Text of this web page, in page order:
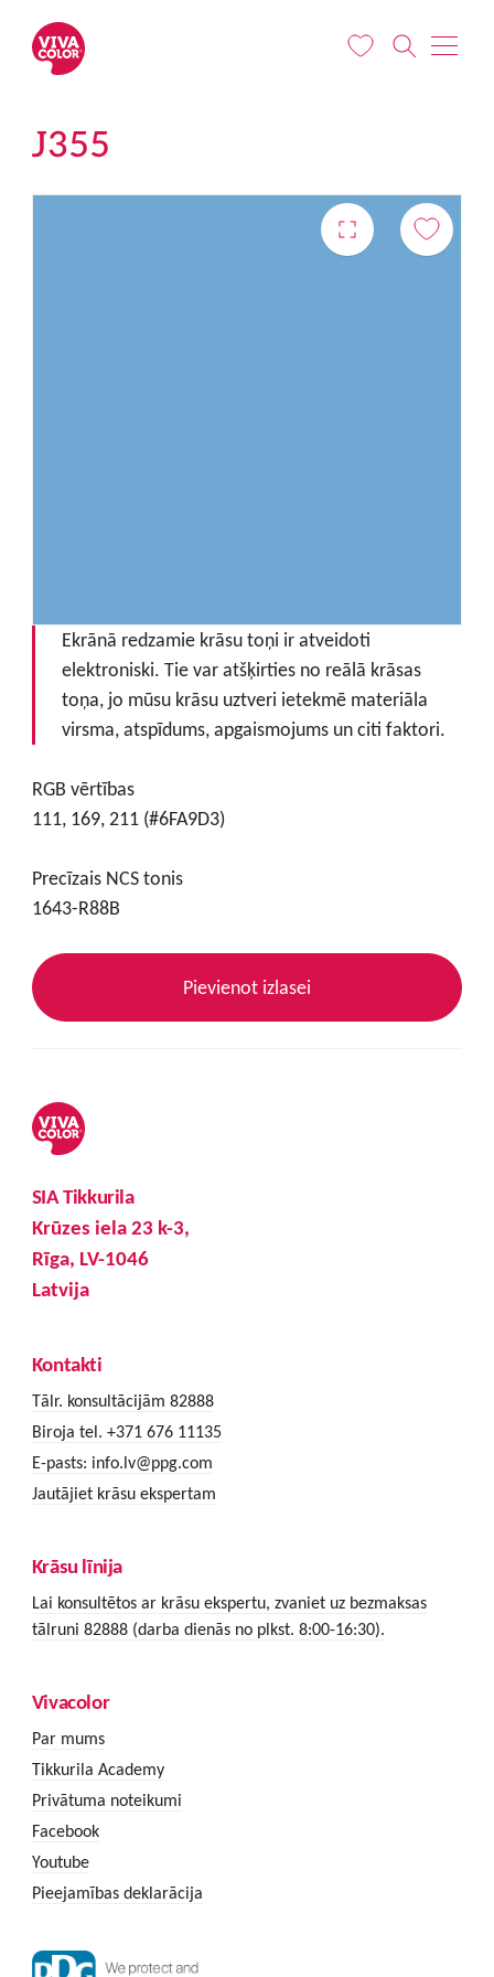
J355
Ekrānā redzamie krāsu toņi ir atveidoti
elektroniski. Tie var atšķirties no reālā krāsas
toņa, jo mūsu krāsu uztveri ietekmē materiāla
virsma, atspīdums, apgaismojums un citi faktori.
RGB vērtības
111, 169, 211 (#6FA9D3)
Precīzais NCS tonis
1643-R88B
Pievienot izlasei
SIA Tikkurila
Krūzes iela 23 k-3,
Rīga, LV-1046
Latvija
Kontakti
Tālr. konsultācijām 82888
Biroja tel. +371 676 11135
E-pasts: info.lv@ppg.com
Jautājiet krāsu ekspertam
Krāsu līnija
Lai konsultētos ar krāsu ekspertu, zvaniet uz bezmaksas
tālruni 82888 (darba dienās no plkst. 8:00-16:30).
Vivacolor
Par mums
Tikkurila Academy
Privātuma noteikumi
Facebook
Youtube
Pieejamības deklarācija